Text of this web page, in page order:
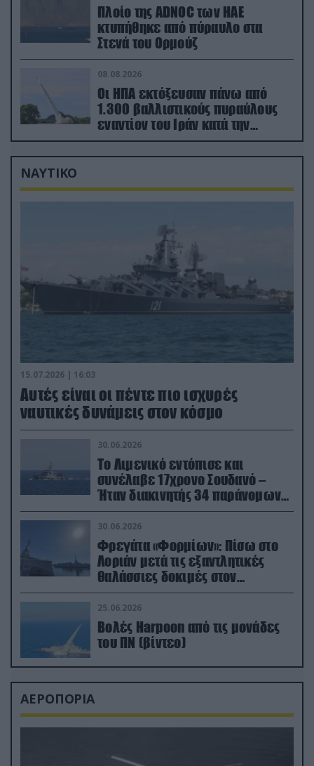
Πλοίο της ADNOC των ΗΑΕ
κτυπήθηκε από πύραυλο στα
Στενά του Ορμούζ
08.08.2026
Οι ΗΠΑ εκτόξευσαν πάνω από
1.300 βαλλιστικούς πυραύλους
εναντίον του Ιράν κατά την
διάρκεια του πολέμου
ΝΑΥΤΙΚΟ
15.07.2026 | 16:03
Aυτές είναι οι πέντε πιο ισχυρές
ναυτικές δυνάμεις στον κόσμο
30.06.2026
Το Λιμενικό εντόπισε και
συνέλαβε 17χρονο Σουδανό –
Ήταν διακινητής 34 παράνομων
μεταναστών
30.06.2026
Φρεγάτα «Φορμίων»: Πίσω στο
Λοριάν μετά τις εξαντλητικές
θαλάσσιες δοκιμές στον
απαιτητικό Βισκαϊκό
25.06.2026
Βολές Harpoon από τις μονάδες
του ΠΝ (βίντεο)
ΑΕΡΟΠΟΡΙΑ